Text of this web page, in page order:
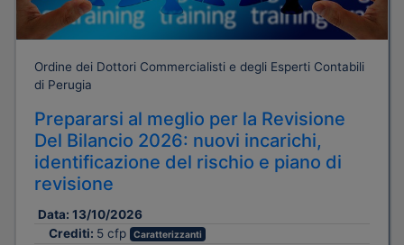
Ordine dei Dottori Commercialisti e degli Esperti Contabili
di Perugia
Prepararsi al meglio per la Revisione
Del Bilancio 2026: nuovi incarichi,
identificazione del rischio e piano di
revisione
Data: 13/10/2026
Crediti: 5 cfp Caratterizzanti